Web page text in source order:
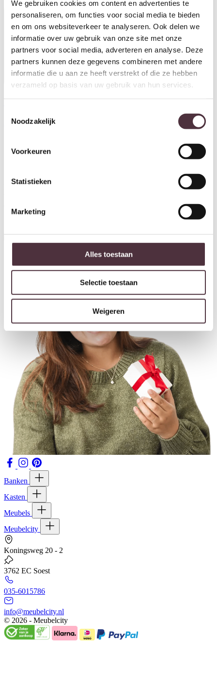
We gebruiken cookies om content en advertenties te
personaliseren, om functies voor social media te bieden
en om ons websiteverkeer te analyseren. Ook delen we
informatie over uw gebruik van onze site met onze
partners voor social media, adverteren en analyse. Deze
partners kunnen deze gegevens combineren met andere
informatie die u aan ze heeft verstrekt of die ze hebben
verzameld op basis van uw gebruik van hun services.
Noodzakelijk
Voorkeuren
Statistieken
Marketing
Alles toestaan
Selectie toestaan
Weigeren
50x40x190 cm teak
469,00
Meldt u aan voor onze nieuwsbrief en ontvang €20,- shoptegoed
Banken
Kasten
Meubels
Meubelcity
Koningsweg 20 - 2
3762 EC Soest
035-6015786
info@meubelcity.nl
© 2026 - Meubelcity